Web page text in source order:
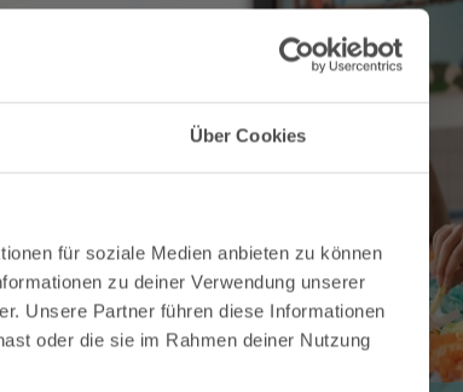
Über Cookies
für soziale Medien anbieten zu können
zu deiner Verwendung unserer
Unsere Partner führen diese Informationen
oder die sie im Rahmen deiner Nutzung
×
vor Ort buchbar. Vielen